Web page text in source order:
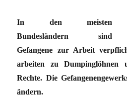
In den meisten
Bundesländern sind
Gefangene zur Arbeit
arbeiten zu Dumpinglöhnen
Rechte. Die
ändern.